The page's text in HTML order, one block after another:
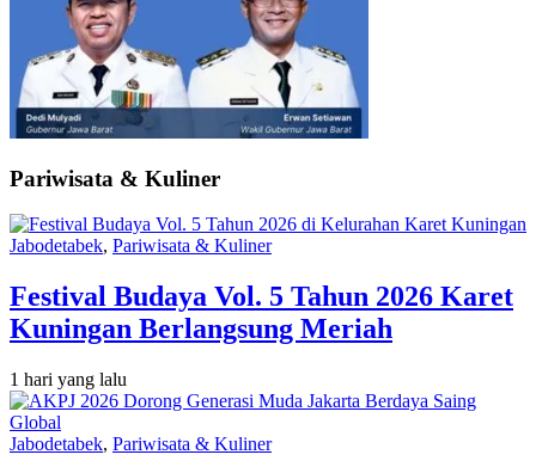
Pariwisata & Kuliner
Jabodetabek, Pariwisata & Kuliner
Festival Budaya Vol. 5 Tahun 2026 Karet
Kuningan Berlangsung Meriah
1 hari yang lalu
Jabodetabek, Pariwisata & Kuliner